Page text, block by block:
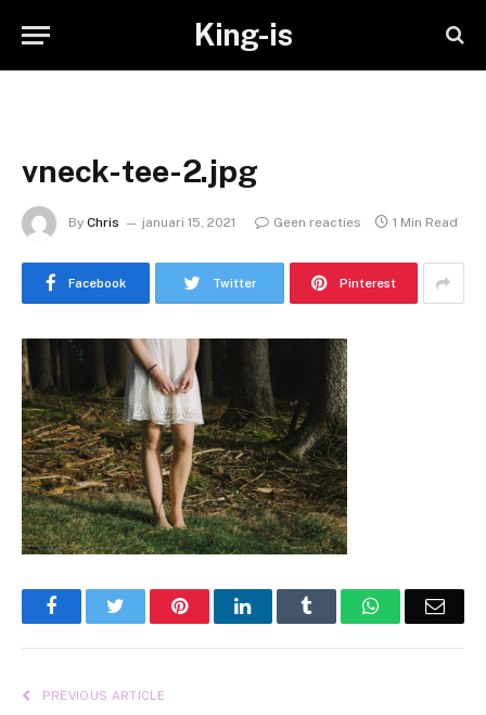
King-is
vneck-tee-2.jpg
By Chris januari 15, 2021 Geen reacties 1 Min Read
Facebook Twitter Pinterest
FacebookTwitter PinterestLinkedIn Tumblr WhatsApp
PREVIOUS ARTICLE